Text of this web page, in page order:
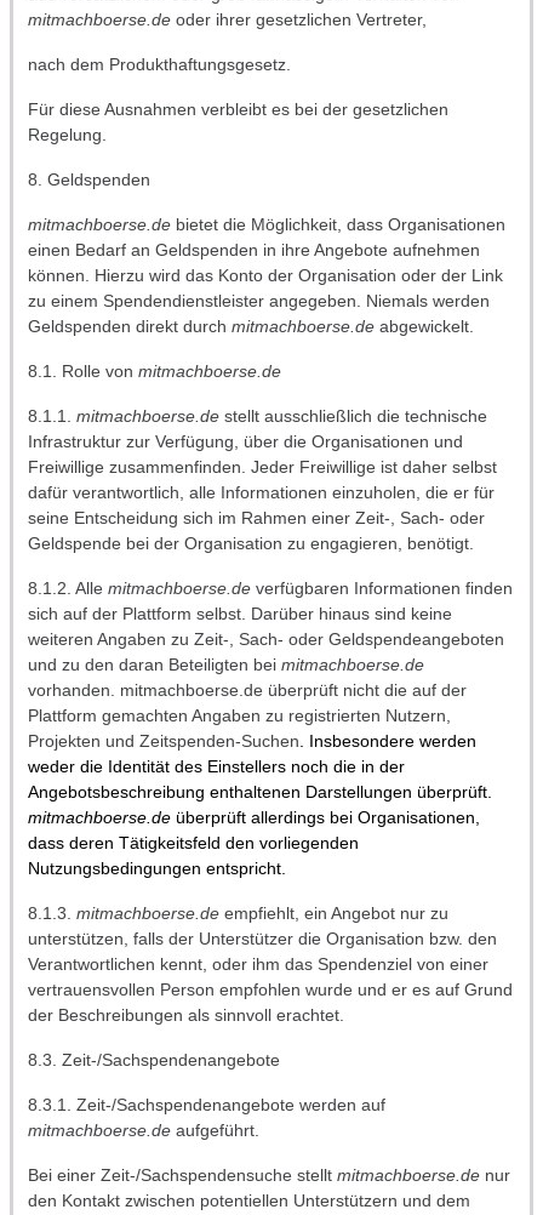
mitmachboerse.de oder ihrer gesetzlichen Vertreter,
nach dem Produkthaftungsgesetz.
Für diese Ausnahmen verbleibt es bei der gesetzlichen
Regelung.
8. Geldspenden
mitmachboerse.de bietet die Möglichkeit, dass Organisationen
einen Bedarf an Geldspenden in ihre Angebote aufnehmen
können. Hierzu wird das Konto der Organisation oder der Link
zu einem Spendendienstleister angegeben. Niemals werden
Geldspenden direkt durch mitmachboerse.de abgewickelt.
8.1. Rolle von mitmachboerse.de
8.1.1. mitmachboerse.de stellt ausschließlich die technische
Infrastruktur zur Verfügung, über die Organisationen und
Freiwillige zusammenfinden. Jeder Freiwillige ist daher selbst
dafür verantwortlich, alle Informationen einzuholen, die er für
seine Entscheidung sich im Rahmen einer Zeit-, Sach- oder
Geldspende bei der Organisation zu engagieren, benötigt.
8.1.2. Alle mitmachboerse.de verfügbaren Informationen finden
sich auf der Plattform selbst. Darüber hinaus sind keine
weiteren Angaben zu Zeit-, Sach- oder Geldspendeangeboten
und zu den daran Beteiligten bei mitmachboerse.de
vorhanden. mitmachboerse.de überprüft nicht die auf der
Plattform gemachten Angaben zu registrierten Nutzern,
Projekten und Zeitspenden-Suchen . Insbesondere werden
weder die Identität des Einstellers noch die in der
Angebotsbeschreibung enthaltenen Darstellungen überprüft.
mitmachboerse.de überprüft allerdings bei Organisationen,
dass deren Tätigkeitsfeld den vorliegenden
Nutzungsbedingungen entspricht.
8.1.3. mitmachboerse.de empfiehlt, ein Angebot nur zu
unterstützen, falls der Unterstützer die Organisation bzw. den
Verantwortlichen kennt, oder ihm das Spendenziel von einer
vertrauensvollen Person empfohlen wurde und er es auf Grund
der Beschreibungen als sinnvoll erachtet.
8.3. Zeit-/Sachspendenangebote
8.3.1. Zeit-/Sachspendenangebote werden auf
mitmachboerse.de aufgeführt.
Bei einer Zeit-/Sachspendensuche stellt mitmachboerse.de nur
den Kontakt zwischen potentiellen Unterstützern und dem